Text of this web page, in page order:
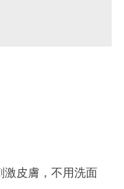
激皮膚，不用洗面